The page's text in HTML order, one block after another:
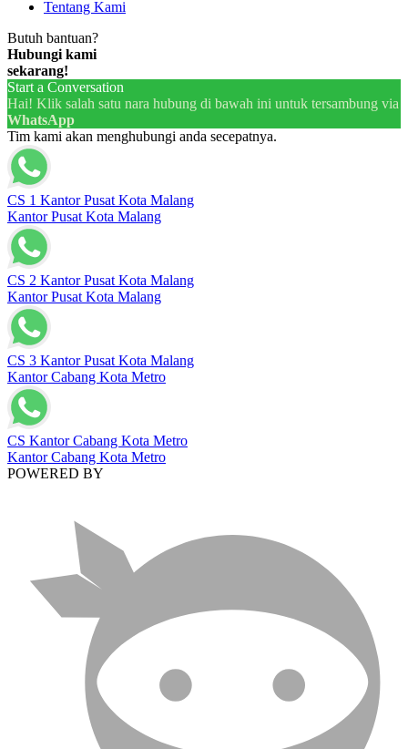
Tentang Kami
Butuh bantuan?
Hubungi kami
sekarang!
Start a Conversation
Hai! Klik salah satu nara hubung di bawah ini untuk tersambung via
WhatsApp
Tim kami akan menghubungi anda secepatnya.
CS 1 Kantor Pusat Kota Malang
Kantor Pusat Kota Malang
CS 2 Kantor Pusat Kota Malang
Kantor Pusat Kota Malang
CS 3 Kantor Pusat Kota Malang
Kantor Cabang Kota Metro
CS Kantor Cabang Kota Metro
Kantor Cabang Kota Metro
POWERED BY